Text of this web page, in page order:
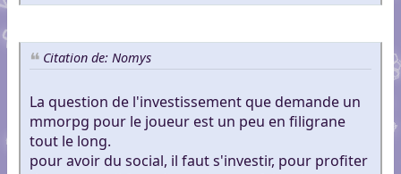
Citation de: Nomys
La question de l'investissement que demande un
mmorpg pour le joueur est un peu en filigrane
tout le long.
pour avoir du social, il faut s'investir, pour profiter